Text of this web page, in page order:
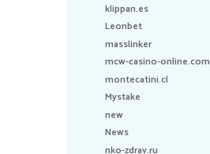
klippan.es
Leonbet
masslinker
mcw-casino-online.com
montecatini.cl
Mystake
new
News
nko-zdrav.ru